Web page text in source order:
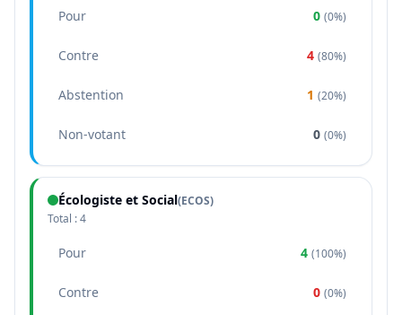
Pour 0 (0%)
Contre 4 (80%)
Abstention 1 (20%)
Non-votant 0 (0%)
Écologiste et Social(ECOS)
Total :4
Pour 4 (100%)
Contre 0 (0%)